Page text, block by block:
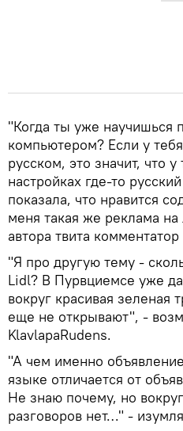
"Когда ты уже научишься
компьютером? Если у
русском, это значит, что
настройках где-то
показала, что нравится
меня такая же реклама
автора твита
"Я про другую тему -
Lidl? В Пурвциемсе уже
вокруг красивая зеленая
еще не открывают", -
KlavlapaRudens.
"А чем именно
языке отличается от
Не знаю почему, но
разговоров нет…" -